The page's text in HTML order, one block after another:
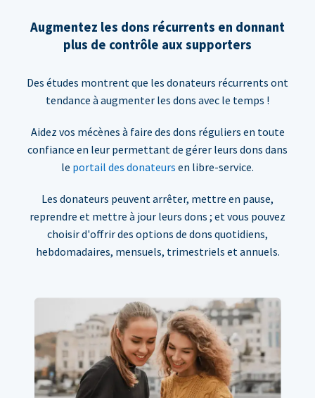
Augmentez les dons récurrents en donnant
plus de contrôle aux supporters
Des études montrent que les donateurs récurrents ont
tendance à augmenter les dons avec le temps !
Aidez vos mécènes à faire des dons réguliers en toute
confiance en leur permettant de gérer leurs dons dans
le portail des donateurs en libre-service.
Les donateurs peuvent arrêter, mettre en pause,
reprendre et mettre à jour leurs dons ; et vous pouvez
choisir d'offrir des options de dons quotidiens,
hebdomadaires, mensuels, trimestriels et annuels.